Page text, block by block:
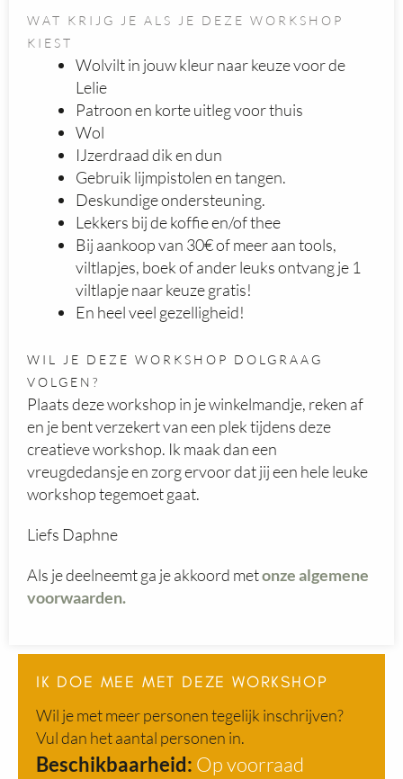
WAT KRIJG JE ALS JE DEZE WORKSHOP
KIEST
Wolvilt in jouw kleur naar keuze voor de
Lelie
Patroon en korte uitleg voor thuis
Wol
IJzerdraad dik en dun
Gebruik lijmpistolen en tangen.
Deskundige ondersteuning.
Lekkers bij de koffie en/of thee
Bij aankoop van 30€ of meer aan tools,
viltlapjes, boek of ander leuks ontvang je 1
viltlapje naar keuze gratis!
En heel veel gezelligheid!
WIL JE DEZE WORKSHOP DOLGRAAG
VOLGEN?
Plaats deze workshop in je winkelmandje, reken af
en je bent verzekert van een plek tijdens deze
creatieve workshop. Ik maak dan een
vreugdedansje en zorg ervoor dat jij een hele leuke
workshop tegemoet gaat.
Liefs Daphne
Als je deelneemt ga je akkoord metonze algemene
voorwaarden.
IK DOE MEE MET DEZE WORKSHOP
Wil je met meer personen tegelijk inschrijven?
Vul dan het aantal personen in.
Beschikbaarheid: Op voorraad
Lelie